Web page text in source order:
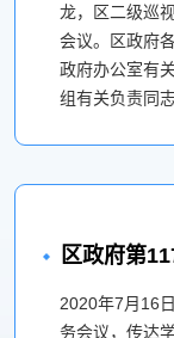
龙，区二级巡
会议。区政府
政府办公室有
组有关负责同
区政府第
2020年7月16
务会议，传达